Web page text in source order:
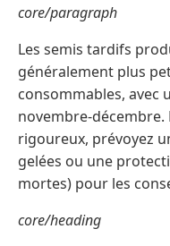
core/paragraph
Les semis tardifs
généralement plus
consommables, avec
novembre-décembre.
rigoureux, prévoyez
gelées ou une
mortes) pour les
core/heading